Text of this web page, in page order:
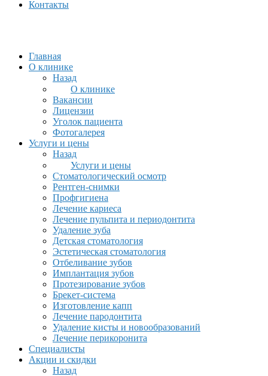
Контакты
Главная
О клинике
Назад
О клинике
Вакансии
Лицензии
Уголок пациента
Фотогалерея
Услуги и цены
Назад
Услуги и цены
Стоматологический осмотр
Рентген-снимки
Профгигиена
Лечение кариеса
Лечение пульпита и периодонтита
Удаление зуба
Детская стоматология
Эстетическая стоматология
Отбеливание зубов
Имплантация зубов
Протезирование зубов
Брекет-система
Изготовление капп
Лечение пародонтита
Удаление кисты и новообразований
Лечение перикоронита
Специалисты
Акции и скидки
Назад